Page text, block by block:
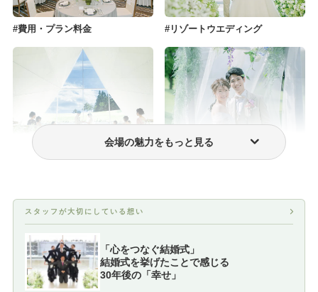
費用・プラン料金 リゾートウエディング
会場の魅力をもっと見る
スタッフが大切にしている想い
「心をつなぐ結婚式」
結婚式を挙げたことで感じる
30年後の「幸せ」